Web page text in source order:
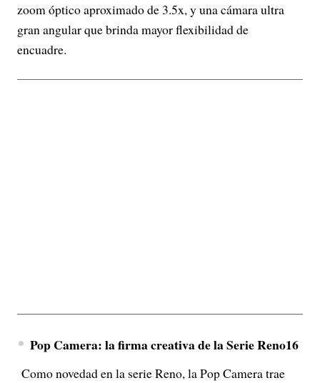
zoom óptico aproximado de 3.5x, y una cámara ultra
gran angular que brinda mayor flexibilidad de
encuadre.
Pop Camera: la firma creativa de la Serie Reno16
Como novedad en la serie Reno, la Pop Camera trae